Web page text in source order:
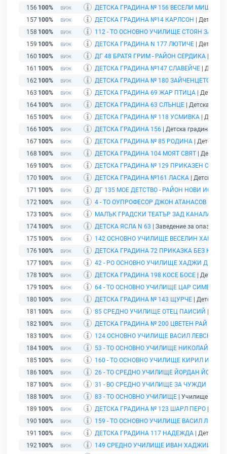
156 100% ДЕТСКА ГРАДИНА № 156 ВЕСЕЛИ МИШЛЕТА
157 100% ДЕТСКА ГРАДИНА №14 КАРЛСОН
| Детска
158 100%
112 - ТО ОСНОВНО УЧИЛИЩЕ СТОЯН
159 100% ДЕТСКА ГРАДИНА N 177 ЛЮТИЧЕ | Детска
160 100% ДГ 48 БРАТЯ ГРИМ - РАЙОН СЕРДИКА
161 100% ДЕТСКА ГРАДИНА №147 СЛАВЕЙЧЕ |
162 100%
ДЕТСКА ГРАДИНА № 180 ЗАЙЧЕНЦЕТО
163 100% ДЕТСКА ГРАДИНА 69 ЖАР ПТИЦА | Детска
164 100% ДЕТСКА ГРАДИНА 63 СЛЪНЦЕ | Детска
165 100% ДЕТСКА ГРАДИНА № 118 УСМИВКА |
166 100% ДЕТСКА ГРАДИНА 156 | Детска градина |
167 100% ДЕТСКА ГРАДИНА № 85 РОДИНА | Детска
168 100% ДЕТСКА ГРАДИНА 104 МОЯТ СВЯТ | Детска
169 100% ДЕТСКА ГРАДИНА № 129 ПРИКАЗЕН СВЯТ
170 100% ДЕТСКА ГРАДИНА №161 ЛАСКА | Детска
171 100% ДГ 135 МОЕ ДЕТСТВО - РАЙОН НОВИ ИСКЪР
172 100% 4 - ТО ОУПРОФЕСОР ДЖОН АТАНАСОВ
173 100% МАЛЪК ГРАДСКИ ТЕАТЪР ЗАД КАНАЛА
174 100% ДЕТСКА ЯСЛА N 63 | Заведение за
175 100% 142 ОСНОВНО УЧИЛИЩЕ ВЕСЕЛИН ХАНЧЕВ
176 100% ДЕТСКА ГРАДИНА 72 ПРИКАЗКА БЕЗ КРАЙ
177 100%
42 - РО ОСНОВНО УЧИЛИЩЕ ХАДЖИ
178 100% ДЕТСКА ГРАДИНА 198 КОСЕ БОСЕ | Детска
179 100%
64 - ТО ОСНОВНО УЧИЛИЩЕ ЦАР СИМЕОН
180 100% ДЕТСКА ГРАДИНА № 143 ЩУРЧЕ | Детска
181 100% 85 СРЕДНО УЧИЛИЩЕ ОТЕЦ ПАИСИЙ
182 100% ДЕТСКА ГРАДИНА № 200 ЦВЕТЕН РАЙ
183 100% 124 ОСНОВНО УЧИЛИЩЕ ВАСИЛ ЛЕВСКИ
184 100%
53 - ТО ОСНОВНО УЧИЛИЩЕ НИКОЛАЙ
185 100%
160 - ТО ОСНОВНО УЧИЛИЩЕ КИРИЛ И
186 100% 26 - ТО СРЕДНО УЧИЛИЩЕ ЙОРДАН ЙОВКОВ
187 100%
31 - ВО СРЕДНО УЧИЛИЩЕ ЗА ЧУЖДИ
188 100% 83 - ТО ОСНОВНО УЧИЛИЩЕ | Училище | гр.
189 100% ДЕТСКА ГРАДИНА № 123 ШАРЛ ПЕРО
190 100%
159 - ТО ОСНОВНО УЧИЛИЩЕ ВАСИЛ ЛЕВСКИ
191 100% ДЕТСКА ГРАДИНА 117 НАДЕЖДА | Детска
192 100% 149 СРЕДНО УЧИЛИЩЕ ИВАН ХАДЖИЙСКИ